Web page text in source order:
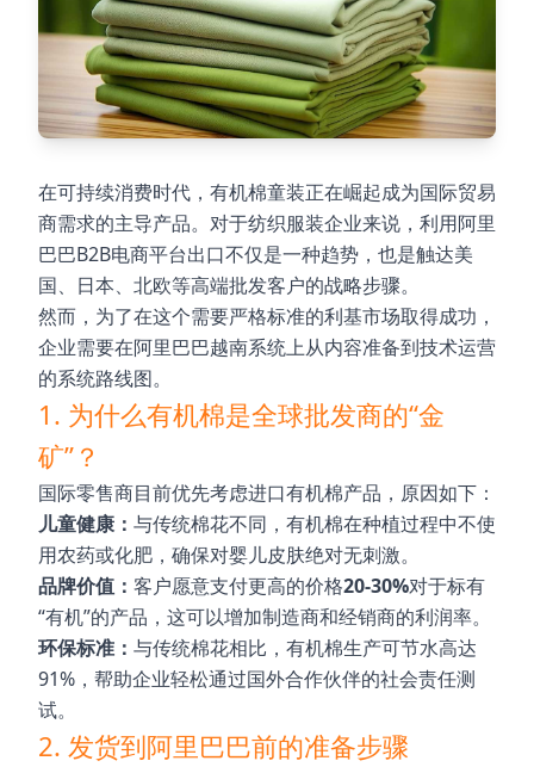
在可持续消费时代，有机棉童装正在崛起成为国际贸易
商需求的主导产品。对于纺织服装企业来说，利用阿里
巴巴B2B电商平台出口不仅是一种趋势，也是触达美
国、日本、北欧等高端批发客户的战略步骤。
然而，为了在这个需要严格标准的利基市场取得成功，
企业需要在阿里巴巴越南系统上从内容准备到技术运营
的系统路线图。
1. 为什么有机棉是全球批发商的“金
矿”？
国际零售商目前优先考虑进口有机棉产品，原因如下：
儿童健康： 与传统棉花不同，有机棉在种植过程中不使
用农药或化肥，确保对婴儿皮肤绝对无刺激。
品牌价值： 客户愿意支付更高的价格20-30%对于标有
“有机”的产品，这可以增加制造商和经销商的利润率。
环保标准： 与传统棉花相比，有机棉生产可节水高达
91%，帮助企业轻松通过国外合作伙伴的社会责任测
试。
2. 发货到阿里巴巴前的准备步骤